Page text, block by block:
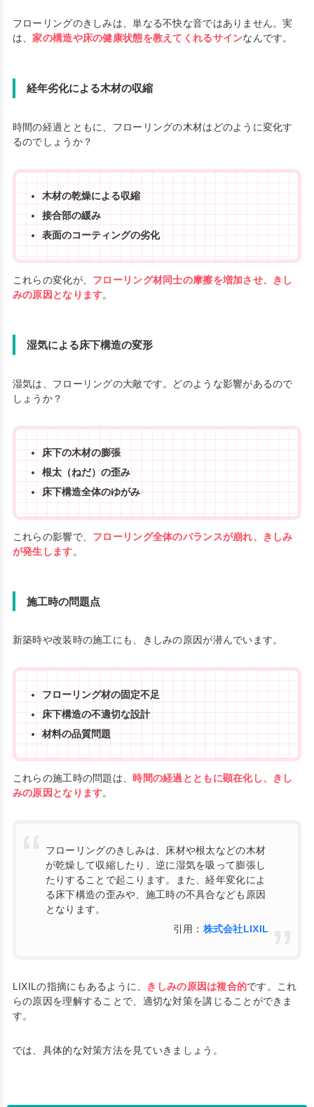
フローリングのきしみは、単なる不快な音ではありません。実
は、家の構造や床の健康状態を教えてくれるサインなんです。
経年劣化による木材の収縮
時間の経過とともに、フローリングの木材はどのように変化す
るのでしょうか？
木材の乾燥による収縮
接合部の緩み
表面のコーティングの劣化
これらの変化が、 フローリング材同士の摩擦を増加させ、きし
みの原因となります。
湿気による床下構造の変形
湿気は、フローリングの大敵です。どのような影響があるので
しょうか？
床下の木材の膨張
根太（ねだ）の歪み
床下構造全体のゆがみ
これらの影響で、 フローリング全体のバランスが崩れ、きしみ
が発生します。
施工時の問題点
新築時や改装時の施工にも、きしみの原因が潜んでいます。
フローリング材の固定不足
床下構造の不適切な設計
材料の品質問題
これらの施工時の問題は、 時間の経過とともに顕在化し、きし
みの原因となります。
フローリングのきしみは、床材や根太などの木材
が乾燥して収縮したり、逆に湿気を吸って膨張し
たりすることで起こります。また、経年変化によ
る床下構造の歪みや、施工時の不具合なども原因
となります。
引用： 株式会社LIXIL
LIXILの指摘にもあるように、 きしみの原因は複合的です。これ
らの原因を理解することで、適切な対策を講じることができま
す。
では、具体的な対策方法を見ていきましょう。